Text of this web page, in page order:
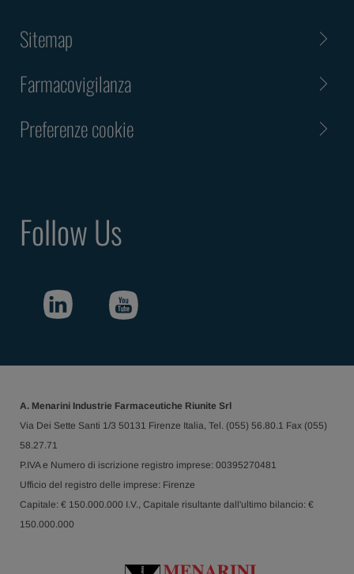
Sitemap
Farmacovigilanza
Preferenze cookie
Follow Us
A. Menarini Industrie Farmaceutiche Riunite Srl
Via Dei Sette Santi 1/3 50131 Firenze Italia, Tel. (055) 56.80.1 Fax (055)
58.27.71
P.IVA e Numero di iscrizione registro imprese: 00395270481
Ufficio del registro delle imprese: Firenze
Capitale: € 150.000.000 I.V., Capitale risultante dall'ultimo bilancio: €
150.000.000